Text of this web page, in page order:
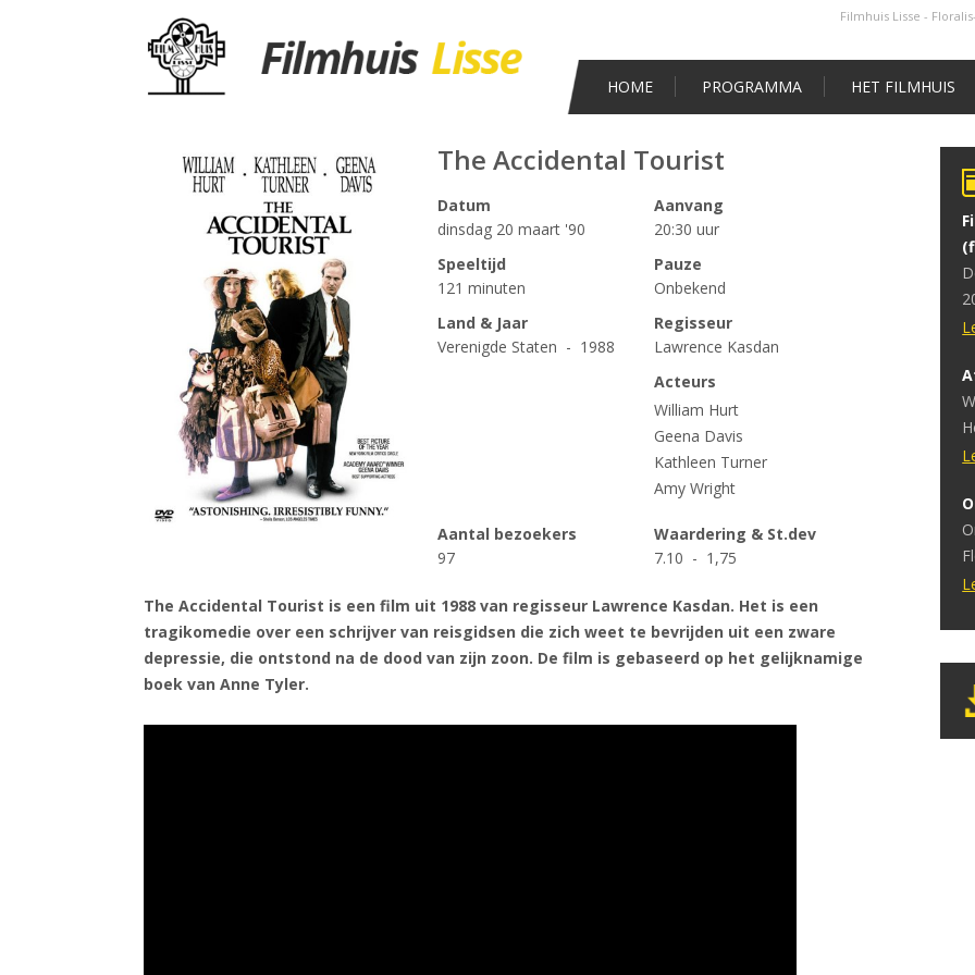
Filmhuis Lisse -
HOME PROGRAMMA HET FILMHUIS
The Accidental Tourist
Datum
dinsdag 20 maart '90
Aanvang
20:30 uur
Speeltijd
121 minuten
Pauze
Onbekend
Land & Jaar
Verenigde Staten - 1988
Regisseur
Lawrence Kasdan
Acteurs
William Hurt
Geena Davis
Kathleen Turner
Amy Wright
Aantal bezoekers
97
Waardering & St.dev
7.10 - 1,75
The Accidental Tourist is een film uit 1988 van regisseur Lawrence Kasdan. Het is een
tragikomedie over een schrijver van reisgidsen die zich weet te bevrijden uit een zware
depressie, die ontstond na de dood van zijn zoon. De film is gebaseerd op het gelijknamige
boek van Anne Tyler.